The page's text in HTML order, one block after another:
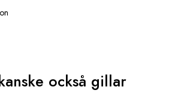
också gillar